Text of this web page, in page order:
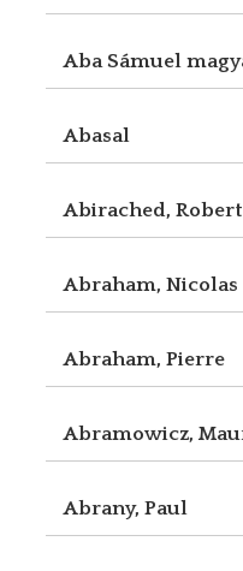
Aba Sámuel
Abasal
Abirached, Robert
Abraham, Nicolas
Abraham, Pierre
Abramowicz,
Abrany, Paul